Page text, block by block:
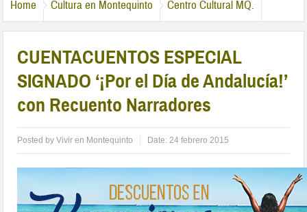
Home Cultura en Montequinto Centro Cultural MQ.
CUENTACUENTOS ESPECIAL
SIGNADO ‘¡Por el Día de Andalucía!’
con Recuento Narradores
Posted byVivir en Montequinto Date:24 febrero 2015